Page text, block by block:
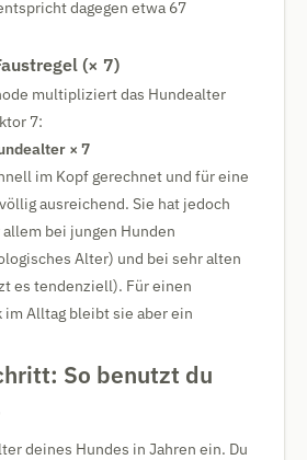
dagegen etwa 67
(× 7)
multipliziert das Hundealter
7:
× 7
im Kopf gerechnet und für eine
ausreichend. Sie hat jedoch
bei jungen Hunden
Alter) und bei sehr alten
es tendenziell). Für einen
Alltag bleibt sie aber ein
So benutzt du
deines Hundes in Jahren ein. Du